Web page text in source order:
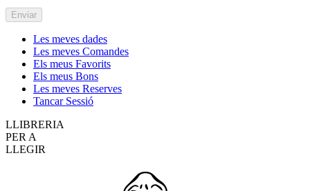
Les meves dades
Les meves Comandes
Els meus Favorits
Els meus Bons
Les meves Reserves
Tancar Sessió
LLIBRERIA
PER A
LLEGIR